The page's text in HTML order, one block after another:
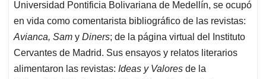
Universidad Pontificia Bolivariana de Medellín, se ocupó
en vida como comentarista bibliográfico de las revistas:
Avianca, Sam y Diners; de la página virtual del Instituto
Cervantes de Madrid. Sus ensayos y relatos literarios
alimentaron las revistas: Ideas y Valores de la